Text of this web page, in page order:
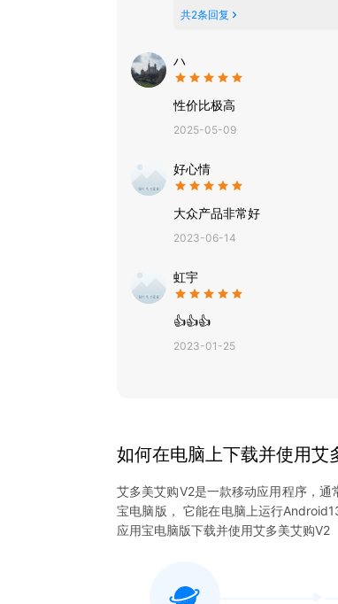
不会再下单了，所以也不知
共2条回复
ハ
性价比极高
2025-05-09
好心情
大众产品非常好
2023-06-14
虹宇
👍👍👍
2023-01-25
如何在电脑上下载并使用艾
艾多美艾购V2是一款移动应用程序，通
宝电脑版， 它能在电脑上运行
应用宝电脑版下载并使用艾多美艾购V2